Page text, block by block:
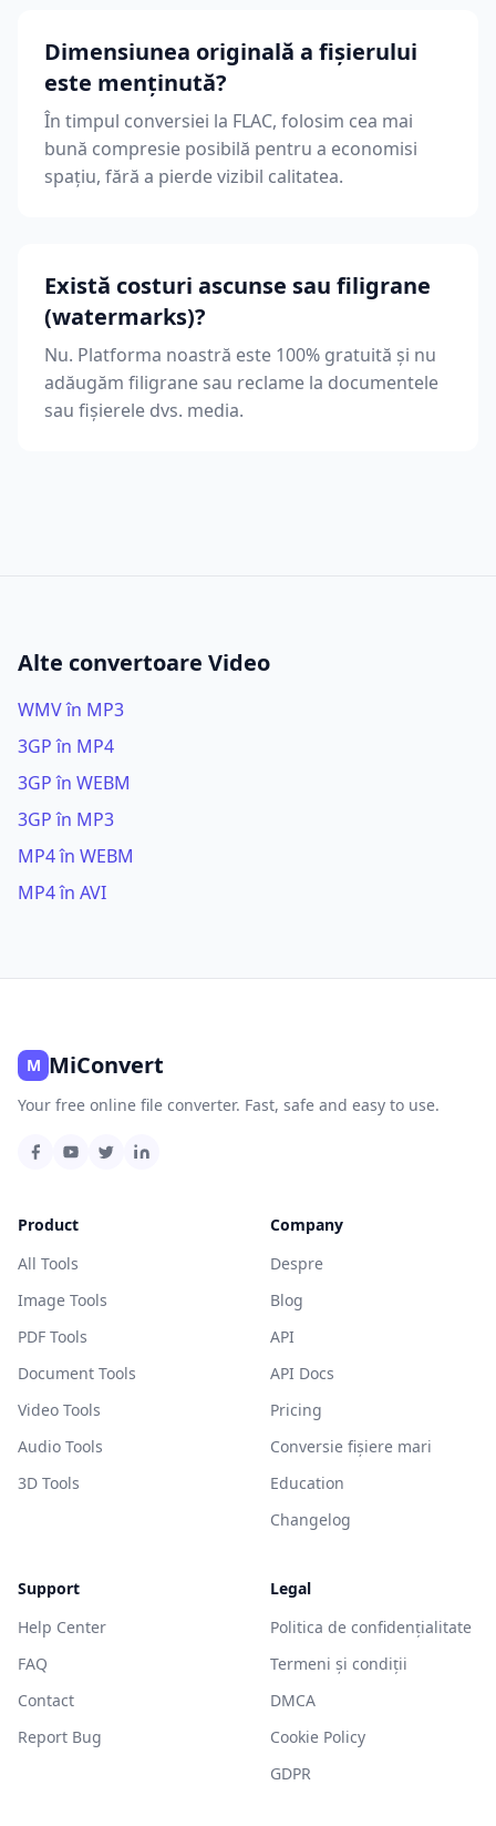
Dimensiunea originală a fișierului
este menținută?
În timpul conversiei la FLAC, folosim cea mai
bună compresie posibilă pentru a economisi
spațiu, fără a pierde vizibil calitatea.
Există costuri ascunse sau filigrane
(watermarks)?
Nu. Platforma noastră este 100% gratuită și nu
adăugăm filigrane sau reclame la documentele
sau fișierele dvs. media.
Alte convertoare Video
WMV în MP3
3GP în MP4
3GP în WEBM
3GP în MP3
MP4 în WEBM
MP4 în AVI
M MiConvert
Your free online file converter. Fast, safe and easy to use.
Product
All Tools
Image Tools
PDF Tools
Document Tools
Video Tools
Audio Tools
3D Tools
Company
Despre
Blog
API
API Docs
Pricing
Conversie fișiere mari
Education
Changelog
Support
Help Center
FAQ
Contact
Report Bug
Legal
Politica de confidențialitate
Termeni și condiții
DMCA
Cookie Policy
GDPR